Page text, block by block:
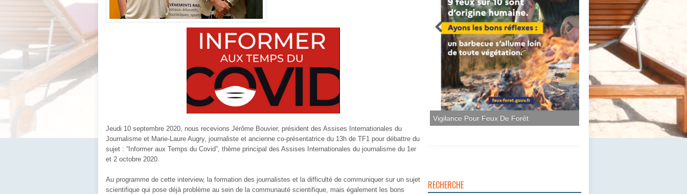
Jeudi 10 septembre 2020, nous recevions Jérôme Bouvier, président des Assises Internationales du
Journalisme et Marie-Laure Augry, journaliste et ancienne co-présentatrice du 13h de TF1 pour débattre du
sujet : “Informer aux Temps du Covid”, thème principal des Assises Internationales du journalisme du 1er
et 2 octobre 2020.
Au programme de cette interview, la formation des journalistes et la difficulté de communiquer sur un sujet
scientifique qui pose déjà problème au sein de la communauté scientifique, mais également les bons
Vigilance Pour Feux De Forêt
RECHERCHE